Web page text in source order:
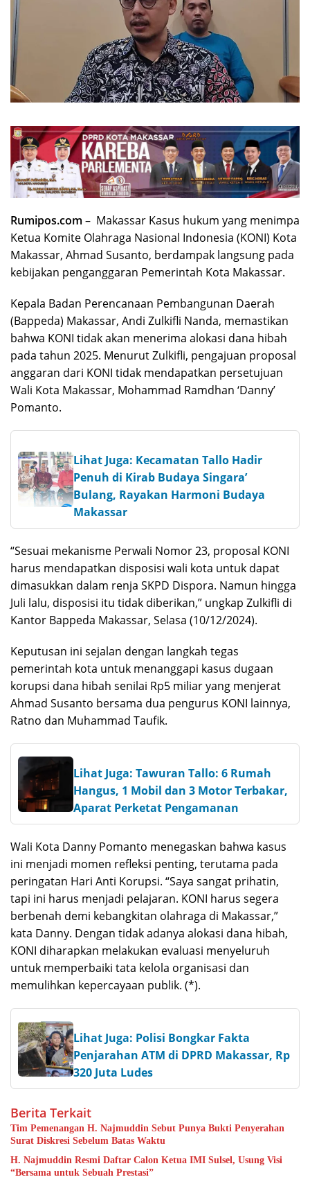
Rumipos.com – Makassar Kasus hukum yang menimpa
Ketua Komite Olahraga Nasional Indonesia (KONI) Kota
Makassar, Ahmad Susanto, berdampak langsung pada
kebijakan penganggaran Pemerintah Kota Makassar.
Kepala Badan Perencanaan Pembangunan Daerah
(Bappeda) Makassar, Andi Zulkifli Nanda, memastikan
bahwa KONI tidak akan menerima alokasi dana hibah
pada tahun 2025. Menurut Zulkifli, pengajuan proposal
anggaran dari KONI tidak mendapatkan persetujuan
Wali Kota Makassar, Mohammad Ramdhan ‘Danny’
Pomanto.
Lihat Juga: Kecamatan Tallo Hadir
Penuh di Kirab Budaya Singara’
Bulang, Rayakan Harmoni Budaya
Makassar
“Sesuai mekanisme Perwali Nomor 23, proposal KONI
harus mendapatkan disposisi wali kota untuk dapat
dimasukkan dalam renja SKPD Dispora. Namun hingga
Juli lalu, disposisi itu tidak diberikan,” ungkap Zulkifli di
Kantor Bappeda Makassar, Selasa (10/12/2024).
Keputusan ini sejalan dengan langkah tegas
pemerintah kota untuk menanggapi kasus dugaan
korupsi dana hibah senilai Rp5 miliar yang menjerat
Ahmad Susanto bersama dua pengurus KONI lainnya,
Ratno dan Muhammad Taufik.
Lihat Juga: Tawuran Tallo: 6 Rumah
Hangus, 1 Mobil dan 3 Motor Terbakar,
Aparat Perketat Pengamanan
Wali Kota Danny Pomanto menegaskan bahwa kasus
ini menjadi momen refleksi penting, terutama pada
peringatan Hari Anti Korupsi. “Saya sangat prihatin,
tapi ini harus menjadi pelajaran. KONI harus segera
berbenah demi kebangkitan olahraga di Makassar,”
kata Danny. Dengan tidak adanya alokasi dana hibah,
KONI diharapkan melakukan evaluasi menyeluruh
untuk memperbaiki tata kelola organisasi dan
memulihkan kepercayaan publik. (*).
Lihat Juga: Polisi Bongkar Fakta
Penjarahan ATM di DPRD Makassar, Rp
320 Juta Ludes
Berita Terkait
Tim Pemenangan H. Najmuddin Sebut Punya Bukti Penyerahan
Surat Diskresi Sebelum Batas Waktu
H. Najmuddin Resmi Daftar Calon Ketua IMI Sulsel, Usung Visi
“Bersama untuk Sebuah Prestasi”